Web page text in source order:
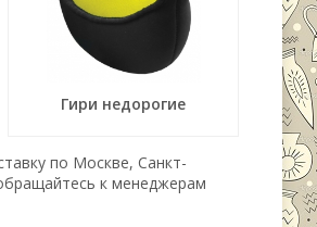
Гири недорогие
по Москве, Санкт-
к менеджерам